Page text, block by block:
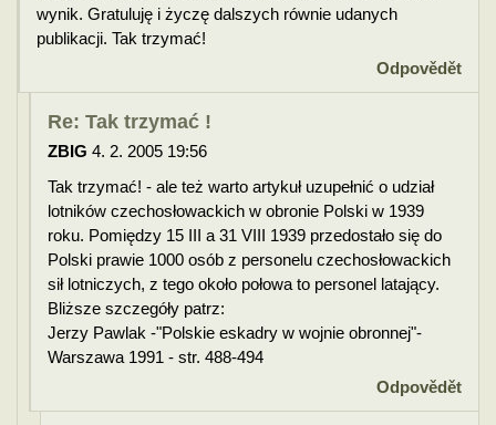
wynik. Gratuluję i życzę dalszych równie udanych
publikacji. Tak trzymać!
Odpovědět
Re: Tak trzymać !
ZBIG 4. 2. 2005 19:56
Tak trzymać! - ale też warto artykuł uzupełnić o udział
lotników czechosłowackich w obronie Polski w 1939
roku. Pomiędzy 15 III a 31 VIII 1939 przedostało się do
Polski prawie 1000 osób z personelu czechosłowackich
sił lotniczych, z tego około połowa to personel latający.
Bliższe szczegóły patrz:
Jerzy Pawlak -"Polskie eskadry w wojnie obronnej"-
Warszawa 1991 - str. 488-494
Odpovědět